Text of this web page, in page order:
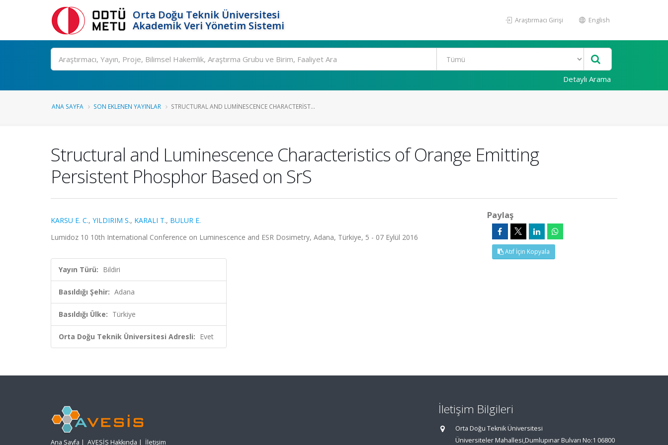
Orta Doğu Teknik Üniversitesi
Akademik Veri Yönetim Sistemi
Araştırmacı Girişi English
Ara
Detaylı Arama
ANA SAYFA SON EKLENEN YAYINLAR STRUCTURAL AND LUMINESCENCE CHARACTERIST...
Structural and Luminescence Characteristics of Orange Emitting
Persistent Phosphor Based on SrS
KARSU E. C., YILDIRIM S., KARALI T., BULUR E.
Lumidoz 10 10th International Conference on Luminescence and ESR Dosimetry, Adana, Türkiye, 5 - 07 Eylül 2016
Yayın Türü: Bildiri
Basıldığı Şehir: Adana
Basıldığı Ülke: Türkiye
Orta Doğu Teknik Üniversitesi Adresli: Evet
Paylaş
Atıf İçin Kopyala
Ana Sayfa | AVESİS Hakkında | İletişim
İletişim Bilgileri
Orta Doğu Teknik Üniversitesi
Üniversiteler Mahallesi,Dumlupınar Bulvarı No:1 06800